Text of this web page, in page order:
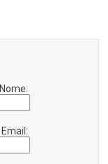
Nome:
Email: